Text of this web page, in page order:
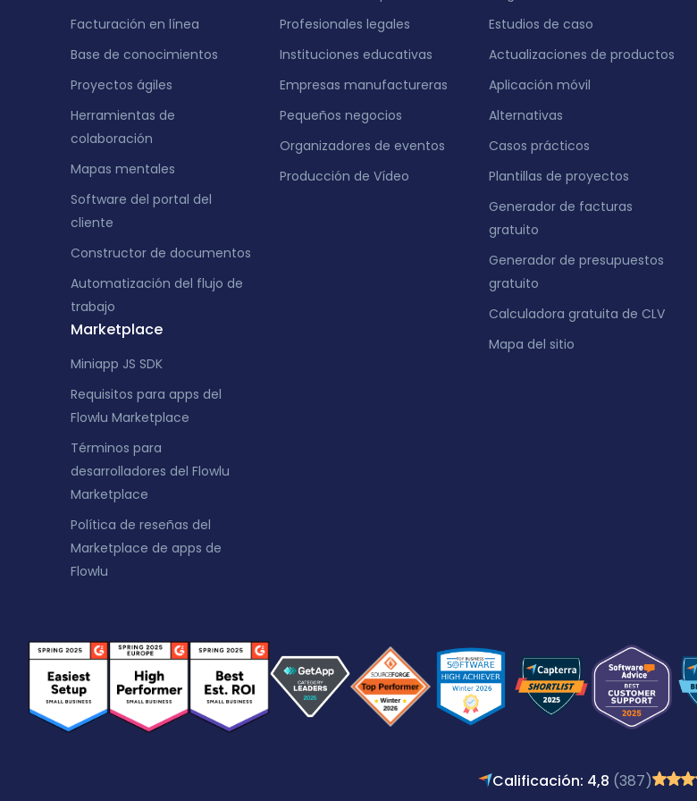
Facturación en línea
Base de conocimientos
Proyectos ágiles
Herramientas de
colaboración
Mapas mentales
Software del portal del
cliente
Constructor de documentos
Automatización del flujo de
trabajo
Marketplace
Miniapp JS SDK
Requisitos para apps del
Flowlu Marketplace
Términos para
desarrolladores del Flowlu
Marketplace
Política de reseñas del
Marketplace de apps de
Flowlu
Profesionales legales
Instituciones educativas
Empresas manufactureras
Pequeños negocios
Organizadores de eventos
Producción de Vídeo
Estudios de caso
Actualizaciones de productos
Aplicación móvil
Alternativas
Casos prácticos
Plantillas de proyectos
Generador de facturas
gratuito
Generador de presupuestos
gratuito
Calculadora gratuita de CLV
Mapa del sitio
Calificación: 4,8 (387)